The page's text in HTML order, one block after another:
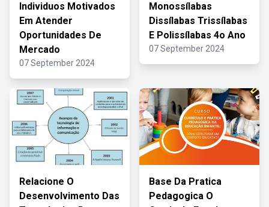
Individuos Motivados
Em Atender
Oportunidades De
Mercado
07 September 2024
Monossílabas
Dissílabas Trissílabas
E Polissílabas 4o Ano
07 September 2024
Relacione O
Desenvolvimento Das
Base Da Pratica
Pedagogica O